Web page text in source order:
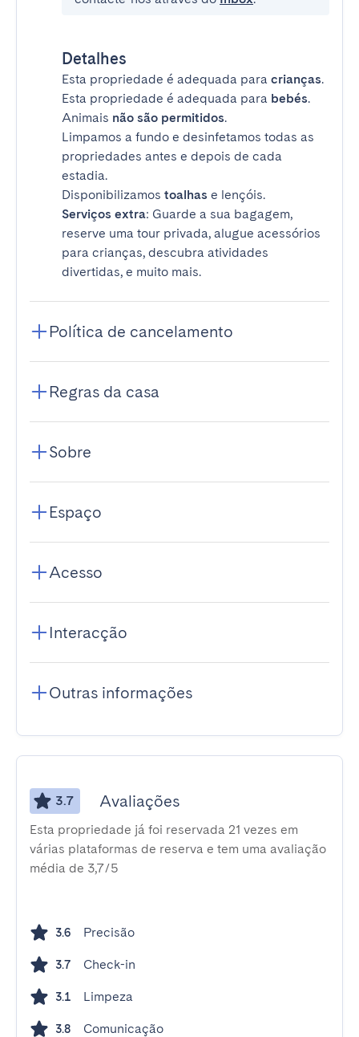
Detalhes
Esta propriedade é adequada para crianças.
Esta propriedade é adequada para bebés.
Animais não são permitidos.
Limpamos a fundo e desinfetamos todas as
propriedades antes e depois de cada
estadia.
Disponibilizamos toalhas e lençóis.
Serviços extra: Guarde a sua bagagem,
reserve uma tour privada, alugue acessórios
para crianças, descubra atividades
divertidas, e muito mais.
Política de cancelamento
Regras da casa
Sobre
Espaço
Acesso
Interacção
Outras informações
3.7 Avaliações
Esta propriedade já foi reservada 21 vezes em
várias plataformas de reserva e tem uma avaliação
média de 3,7/5
3.6 Precisão
3.7 Check-in
3.1 Limpeza
3.8 Comunicação